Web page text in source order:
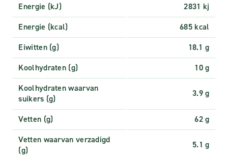
Energie (kJ)
2831 kj
Energie (kcal)
685 kcal
Eiwitten (g)
18.1 g
Koolhydraten (g)
10 g
Koolhydraten waarvan
suikers (g)
3.9 g
Vetten (g)
62 g
Vetten waarvan verzadigd
(g)
5.1 g